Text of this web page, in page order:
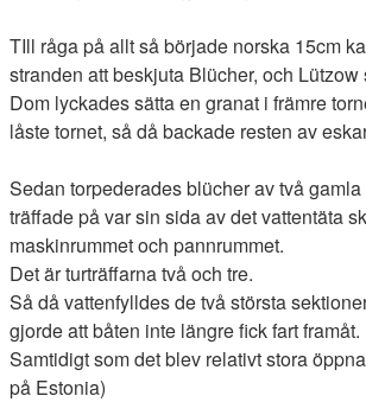
TIll råga på allt så började norska 15cm
stranden att beskjuta Blücher, och Lützow
Dom lyckades sätta en granat i främre
låste tornet, så då backade resten av
Sedan torpederades blücher av två
träffade på var sin sida av det vattentäta
maskinrummet och pannrummet.
Det är turträffarna två och tre.
Så då vattenfylldes de två största
gjorde att båten inte längre fick fart framåt.
Samtidigt som det blev relativt stora
på Estonia)